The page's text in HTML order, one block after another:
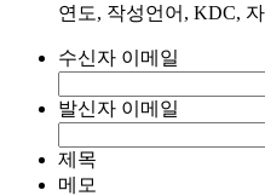
연도, 작성언어, KDC,
수신자 이메일
발신자 이메일
제목
메모